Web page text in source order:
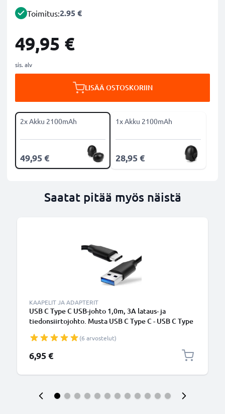
Toimitus:2.95 €
49,95 €
sis. alv
LISÄÄ OSTOSKORIIN
2x Akku 2100mAh
49,95 €
1x Akku 2100mAh
28,95 €
Saatat pitää myös näistä
KAAPELIT JA ADAPTERIT
USB C Type C USB-johto 1,0m, 3A lataus- ja
tiedonsiirtojohto. Musta USB C Type C - USB C Type
(6 arvostelut)
6,95 €